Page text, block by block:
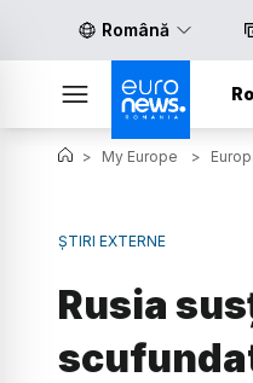
Română
> My Europe >
ȘTIRI EXTERNE
Rusia